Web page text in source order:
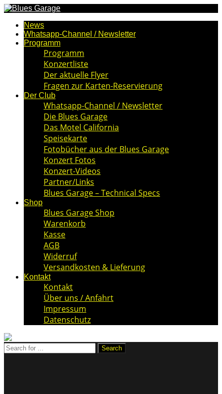
News
Whatsapp-Channel / Newsletter
Programm
Programm
Konzertliste
Der aktuelle Flyer
Fragen zur Karten-Reservierung
Der Club
Whatsapp-Channel / Newsletter
Die Blues Garage
Das Motel California
Speisekarte
Fotobücher aus der Blues Garage
Konzert Fotos
Konzert-Videos
Partner/Links
Blues Garage – Technical Specs
Shop
Blues Garage Shop
Warenkorb
Kasse
AGB
Widerruf
Versandkosten & Lieferung
Kontakt
Kontakt
Über uns / Anfahrt
Impressum
Datenschutz